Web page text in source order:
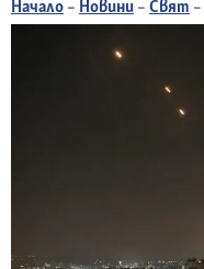
Начало – Новини – Свят –